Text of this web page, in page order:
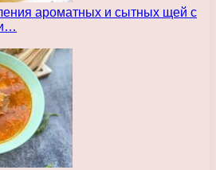
ароматных и сытных щей с